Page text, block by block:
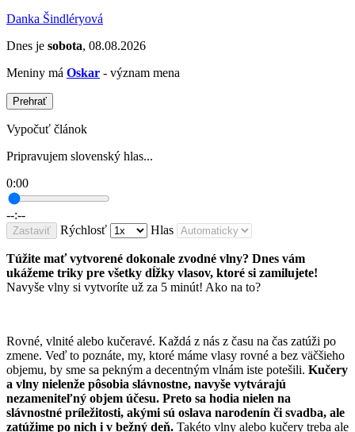
Danka Šindléryová
Dnes je sobota, 08.08.2026
Meniny má Oskar - význam mena
Prehrať
Vypočuť článok
Pripravujem slovenský hlas...
0:00
--:--
Zastaviť Rýchlosť Hlas
Túžite mať vytvorené dokonale zvodné vlny? Dnes vám
ukážeme triky pre všetky dĺžky vlasov, ktoré si zamilujete!
Navyše vlny si vytvoríte už za 5 minút! Ako na to?
Rovné, vlnité alebo kučeravé. Každá z nás z času na čas zatúži po
zmene. Veď to poznáte, my, ktoré máme vlasy rovné a bez väčšieho
objemu, by sme sa pekným a decentným vlnám iste potešili. Kučery
a vlny nielenže pôsobia slávnostne, navyše vytvárajú
nezameniteľný objem účesu. Preto sa hodia nielen na
slávnostné príležitosti, akými sú oslava narodenín či svadba, ale
zatúžime po nich i v bežný deň. Takéto vlny alebo kučery treba ale